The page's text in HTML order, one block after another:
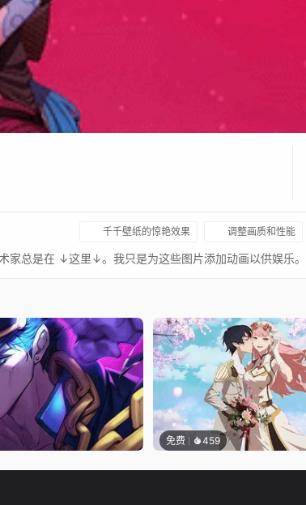
千千壁纸的惊艳效果 调整画质和性能
免费 459